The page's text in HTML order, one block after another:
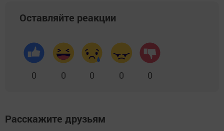
Оставляйте реакции
0 0 0 0 0
Расскажите друзьям